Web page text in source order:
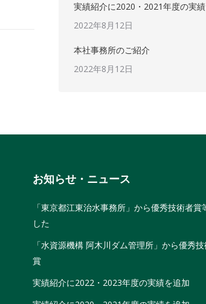
実績紹介に2020・2021年度の実
2022年8月12日
本社事務所のご紹介
2022年8月12日
お知らせ・ニュース
「東京都江東治水事務所」から優秀技術者賞
した
「水資源機構 阿木川ダム管理所」から優秀
賞
実績紹介に2022・2023年度の実績を追加